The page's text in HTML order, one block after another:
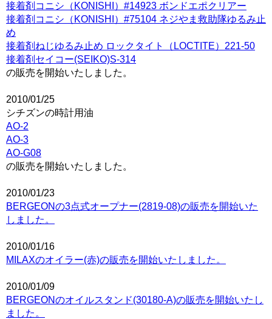
接着剤コニシ（KONISHI）#14923 ボンドエポクリアー
接着剤コニシ（KONISHI）#75104 ネジやま救助隊ゆるみ止
め
接着剤ねじゆるみ止め ロックタイト（LOCTITE）221-50
接着剤セイコー(SEIKO)S-314
の販売を開始いたしました。
2010/01/25
シチズンの時計用油
AO-2
AO-3
AO-G08
の販売を開始いたしました。
2010/01/23
BERGEONの3点式オープナー(2819-08)の販売を開始いた
しました。
2010/01/16
MILAXのオイラー(赤)の販売を開始いたしました。
2010/01/09
BERGEONのオイルスタンド(30180-A)の販売を開始いたし
ました。